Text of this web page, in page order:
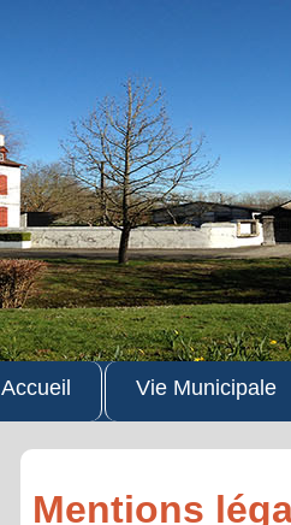
Accueil Vie Municipale
Mentions